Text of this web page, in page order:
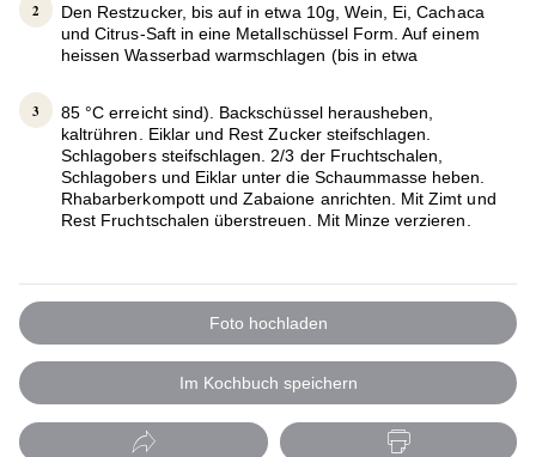
Den Restzucker, bis auf in etwa 10g, Wein, Ei, Cachaca
und Citrus-Saft in eine Metallschüssel Form. Auf einem
heissen Wasserbad warmschlagen (bis in etwa
85 °C erreicht sind). Backschüssel herausheben,
kaltrühren. Eiklar und Rest Zucker steifschlagen.
Schlagobers steifschlagen. 2/3 der Fruchtschalen,
Schlagobers und Eiklar unter die Schaummasse heben.
Rhabarberkompott und Zabaione anrichten. Mit Zimt und
Rest Fruchtschalen überstreuen. Mit Minze verzieren.
Foto hochladen
Im Kochbuch speichern